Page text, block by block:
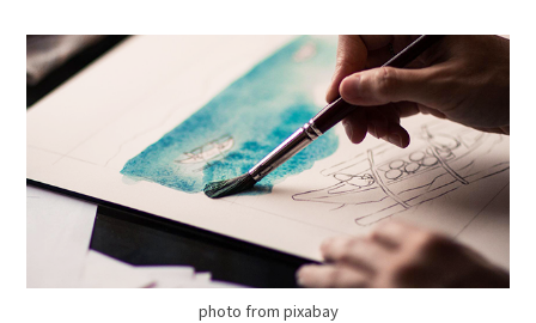
photo from pixabay